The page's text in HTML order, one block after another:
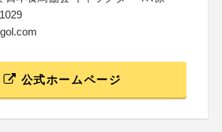
公式ホームページ